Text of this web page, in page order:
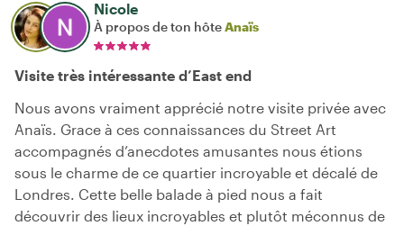
Nicole
À propos de ton hôteAnaïs
Visite très intéressante d’East end
Nous avons vraiment apprécié notre visite privée avec
Anaïs. Grace à ces connaissances du Street Art
accompagnés d’anecdotes amusantes nous étions
sous le charme de ce quartier incroyable et décalé de
Londres. Cette belle balade à pied nous a fait
découvrir des lieux incroyables et plutôt méconnus de